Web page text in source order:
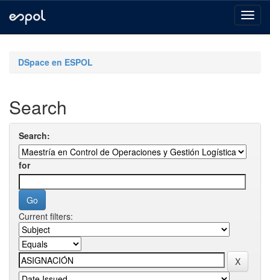
navigationDSpace en ESPOL
Search
Search:
for
Current filters: